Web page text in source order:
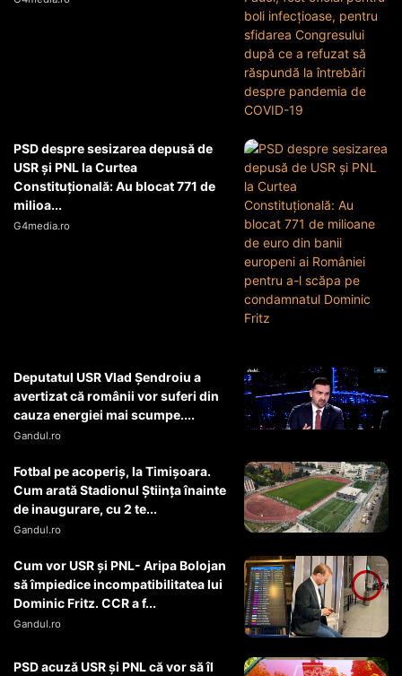
PSD despre sesizarea depusă de
USR și PNL la Curtea
Constituțională: Au blocat 771 de
milioa...
G4media.ro
Deputatul USR Vlad Șendroiu a
avertizat că românii vor suferi din
cauza energiei mai scumpe....
Gandul.ro
Fotbal pe acoperiș, la Timișoara.
Cum arată Stadionul Știința înainte
de inaugurare, cu 2 te...
Gandul.ro
Cum vor USR şi PNL- Aripa Bolojan
să împiedice incompatibilitatea lui
Dominic Fritz. CCR a f...
Gandul.ro
PSD acuză USR și PNL că vor să îl